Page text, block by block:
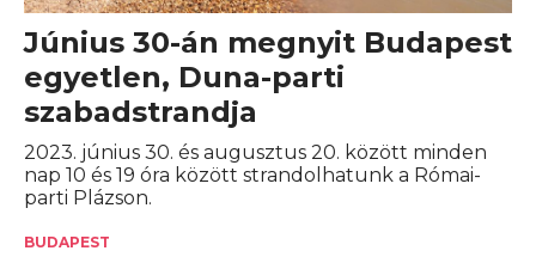
Június 30-án megnyit Budapest
egyetlen, Duna-parti
szabadstrandja
2023. június 30. és augusztus 20. között minden
nap 10 és 19 óra között strandolhatunk a Római-
parti Plázson.
BUDAPEST